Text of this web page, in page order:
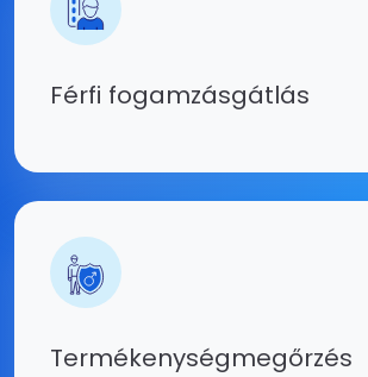
Férfi fogamzásgátlás
Termékenység­megőrzés